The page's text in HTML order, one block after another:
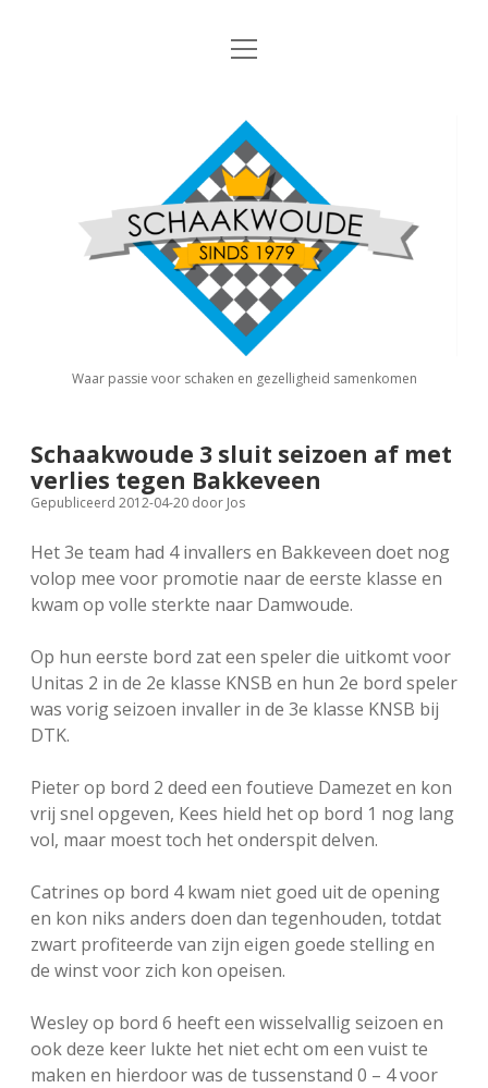
Nieuws
Algemene Informatie
Privacy Statement
Interne Competitie
dropdown
menu
Competitiereglement
Externe Competitie open
KNSB: Schaakwoude I
KNSB: Schaakwoude II
FSB: Schaakwoude I
FSB: Schaakwoude II
FSB: Schaakwoude III
Jeugdschaken
Eregalerij
Agenda
Koppelingen
Sponsoren
facebookinstagram
open
Schaakvereniging
Schaakwoude
Waar passie voor schaken en gezelligheid samenkomen
Schaakwoude 3 sluit seizoen af met
verlies tegen Bakkeveen
Gepubliceerd 2012-04-20 door Jos
Het 3e team had 4 invallers en Bakkeveen doet nog
volop mee voor promotie naar de eerste klasse en
kwam op volle sterkte naar Damwoude.
Op hun eerste bord zat een speler die uitkomt voor
Unitas 2 in de 2e klasse KNSB en hun 2e bord speler
was vorig seizoen invaller in de 3e klasse KNSB bij
DTK.
Pieter op bord 2 deed een foutieve Damezet en kon
vrij snel opgeven, Kees hield het op bord 1 nog lang
vol, maar moest toch het onderspit delven.
Catrines op bord 4 kwam niet goed uit de opening
en kon niks anders doen dan tegenhouden, totdat
zwart profiteerde van zijn eigen goede stelling en
de winst voor zich kon opeisen.
Wesley op bord 6 heeft een wisselvallig seizoen en
ook deze keer lukte het niet echt om een vuist te
maken en hierdoor was de tussenstand 0 – 4 voor